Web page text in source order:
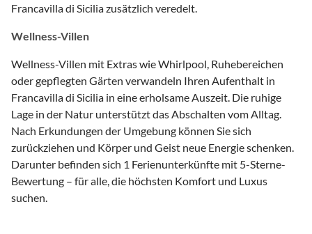
Francavilla di Sicilia zusätzlich veredelt.
Wellness-Villen
Wellness-Villen mit Extras wie Whirlpool, Ruhebereichen
oder gepflegten Gärten verwandeln Ihren Aufenthalt in
Francavilla di Sicilia in eine erholsame Auszeit. Die ruhige
Lage in der Natur unterstützt das Abschalten vom Alltag.
Nach Erkundungen der Umgebung können Sie sich
zurückziehen und Körper und Geist neue Energie schenken.
Darunter befinden sich 1 Ferienunterkünfte mit 5-Sterne-
Bewertung – für alle, die höchsten Komfort und Luxus
suchen.